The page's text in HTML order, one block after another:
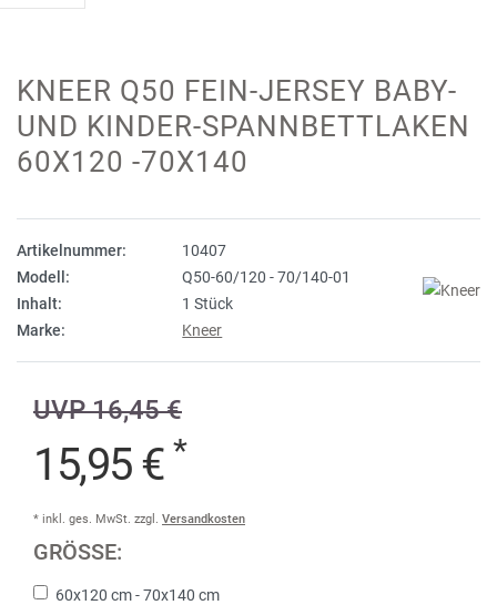
KNEER Q50 FEIN-JERSEY BABY-
UND KINDER-SPANNBETTLAKEN
60X120 -70X140
Artikelnummer:
10407
Modell:
Q50-60/120 - 70/140-01
Inhalt:
1 Stück
Marke:
Kneer
UVP 16,45 €
15,95 € *
* inkl. ges. MwSt. zzgl. Versandkosten
GRÖSSE:
60x120 cm - 70x140 cm